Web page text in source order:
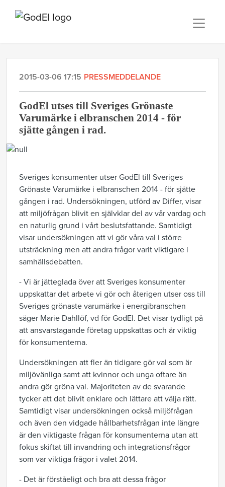
2015-03-06 17:15 PRESSMEDDELANDE
GodEl utses till Sveriges Grönaste
Varumärke i elbranschen 2014 - för
sjätte gången i rad.
Sveriges konsumenter utser GodEl till Sveriges
Grönaste Varumärke i elbranschen 2014 - för sjätte
gången i rad. Undersökningen, utförd av Differ, visar
att miljöfrågan blivit en självklar del av vår vardag och
en naturlig grund i vårt beslutsfattande. Samtidigt
visar undersökningen att vi gör våra val i större
utsträckning men att andra frågor varit viktigare i
samhällsdebatten.
- Vi är jätteglada över att Sveriges konsumenter
uppskattar det arbete vi gör och återigen utser oss till
Sveriges grönaste varumärke i energibranschen
säger Marie Dahllöf, vd för GodEl. Det visar tydligt på
att ansvarstagande företag uppskattas och är viktig
för konsumenterna.
Undersökningen att fler än tidigare gör val som är
miljövänliga samt att kvinnor och unga oftare än
andra gör gröna val. Majoriteten av de svarande
tycker att det blivit enklare och lättare att välja rätt.
Samtidigt visar undersökningen också miljöfrågan
och även den vidgade hållbarhetsfrågan inte längre
är den viktigaste frågan för konsumenterna utan att
fokus skiftat till invandring och integrationsfrågor
som var viktiga frågor i valet 2014.
- Det är förståeligt och bra att dessa frågor